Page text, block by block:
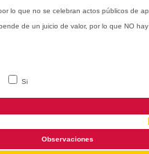
lo que no se celebran actos públicos de
de un juicio de valor, por lo que NO
Si
Observaciones